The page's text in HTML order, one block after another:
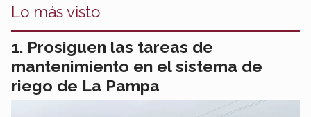
Lo más visto
Prosiguen las tareas de
mantenimiento en el sistema de
riego de La Pampa